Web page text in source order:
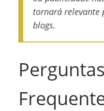
tornará relevante
blogs.
Perguntas